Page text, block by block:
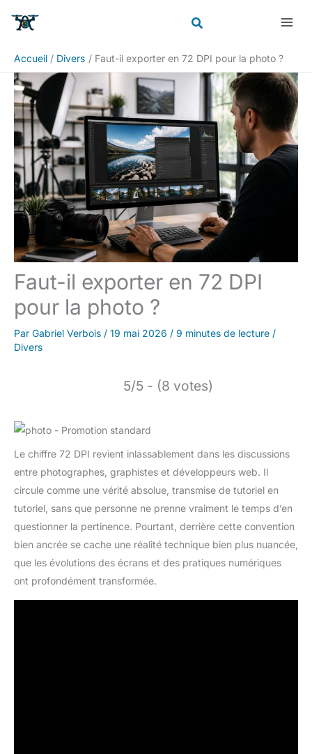
Accueil
Divers Faut-il exporter en 72 DPI pour la photo ?
Faut-il exporter en 72 DPI
pour la photo ?
Par Gabriel Verbois / 19 mai 2026 / 9 minutes de lecture /
Divers
5/5 - (8 votes)
Le chiffre 72 DPI revient inlassablement dans les discussions
entre photographes, graphistes et développeurs web. Il
circule comme une vérité absolue, transmise de tutoriel en
tutoriel, sans que personne ne prenne vraiment le temps d’en
questionner la pertinence. Pourtant, derrière cette convention
bien ancrée se cache une réalité technique bien plus nuancée,
que les évolutions des écrans et des pratiques numériques
ont profondément transformée.